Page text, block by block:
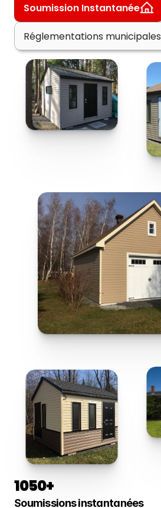
Soumission Instantanée
Réglementations municipales
1050+
Soumissions instantanées